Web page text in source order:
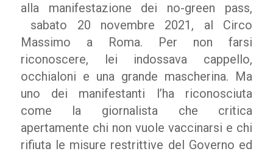
alla manifestazione dei no-green pass,
sabato 20 novembre 2021, al Circo
Massimo a Roma. Per non farsi
riconoscere, lei indossava cappello,
occhialoni e una grande mascherina. Ma
uno dei manifestanti l’ha riconosciuta
come la giornalista che critica
apertamente chi non vuole vaccinarsi e chi
rifiuta le misure restrittive del Governo ed